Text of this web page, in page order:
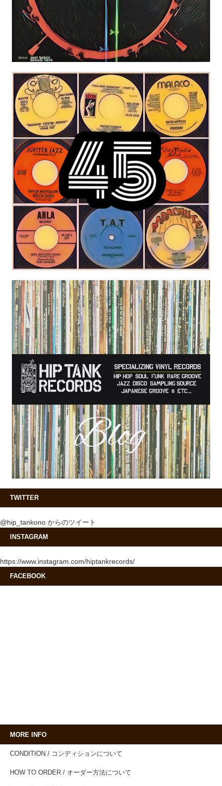
TWITTER
@hip_tankono からのツイート
INSTAGRAM
https://www.instagram.com/hiptankrecords/
FACEBOOK
MORE INFO
CONDITION / コンディションについて
HOW TO ORDER / オーダー方法について